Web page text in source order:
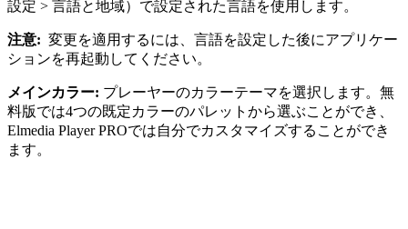
設定 > 言語と地域）で設定された言語を使用します。
注意: 変更を適用するには、言語を設定した後にアプリケー
ションを再起動してください。
メインカラー: プレーヤーのカラーテーマを選択します。無
料版では4つの既定カラーのパレットから選ぶことができ、
Elmedia Player PROでは自分でカスタマイズすることができ
ます。